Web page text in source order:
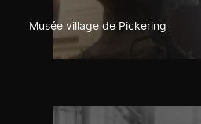
Musée village de Pickering